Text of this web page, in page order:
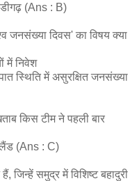
(Ans : B)
जनसंख्या दिवस' का विषय क्या
में निवेश
स्थिति में असुरक्षित जनसंख्या
किस टीम ने पहली बार
(Ans : C)
जिन्हें समुद्र में विशिष्ट बहादुरी